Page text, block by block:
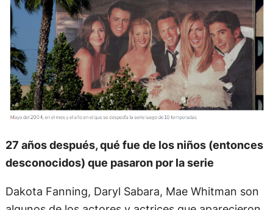
27 años después, qué fue de los niños (entonces
desconocidos) que pasaron por la serie
Dakota Fanning, Daryl Sabara, Mae Whitman son